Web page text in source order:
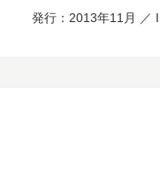
発行：2013年11月 ／